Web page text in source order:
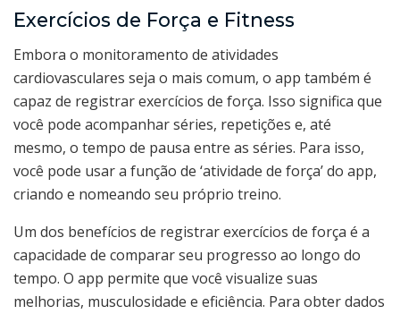
Exercícios de Força e Fitness
Embora o monitoramento de atividades
cardiovasculares seja o mais comum, o app também é
capaz de registrar exercícios de força. Isso significa que
você pode acompanhar séries, repetições e, até
mesmo, o tempo de pausa entre as séries. Para isso,
você pode usar a função de ‘atividade de força’ do app,
criando e nomeando seu próprio treino.
Um dos benefícios de registrar exercícios de força é a
capacidade de comparar seu progresso ao longo do
tempo. O app permite que você visualize suas
melhorias, musculosidade e eficiência. Para obter dados